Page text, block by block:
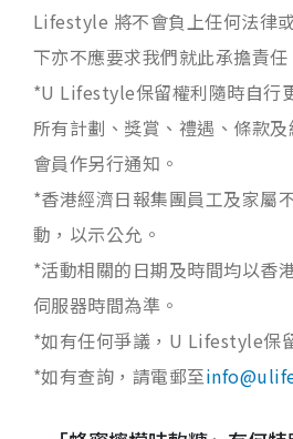
Lifestyle 將不會負上任何法律
下亦不應要求我們就此承擔責任
*U Lifestyle保留權利隨時自行
所有計劃、獎賞、禮遇、條款
會員作另行通知。
*香港經濟日報集團員工及家屬
動，以示公允。
*活動相關的日期及時間均以香
伺服器時間為準。
*如有任何爭議，U Lifestyle保
*如有查詢，請電郵至